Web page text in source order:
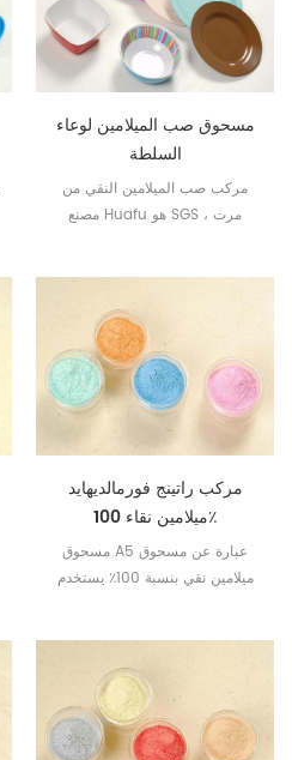
مسحوق صب الميلامين لوعاء
السلطة
مركب صب الميلامين النقي من
مصنع Huafu هو SGS ، مرت
مركب راتينج فورمالديهايد
ميلامين نقاء 100٪
مسحوق A5 عبارة عن مسحوق
ميلامين نقي بنسبة 100٪ يستخدم